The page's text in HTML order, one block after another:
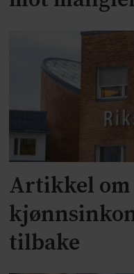
Artikkel om
tilbake